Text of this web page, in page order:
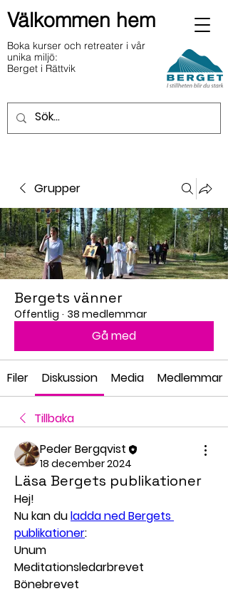
Välkommen hem
Boka kurser och retreater i vår
unika miljö:
Berget i Rättvik
Grupper
Bergets vänner
Offentlig · 38 medlemmar
Gå med
Filer Diskussion Media Medlemmar
Tillbaka
Peder Bergqvist
18 december 2024
Läsa Bergets publikationer
Hej!
Nu kan du ladda ned Bergets
publikationer:
Unum
Meditationsledarbrevet
Bönebrevet